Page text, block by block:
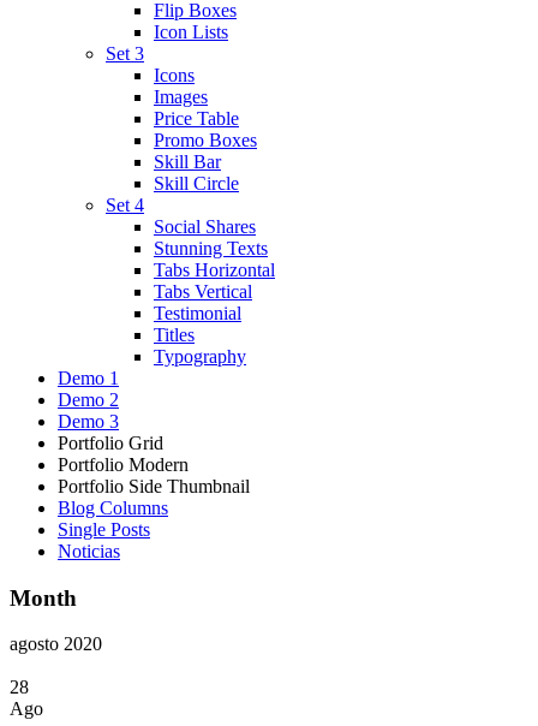
Flip Boxes
Icon Lists
Set 3
Icons
Images
Price Table
Promo Boxes
Skill Bar
Skill Circle
Set 4
Social Shares
Stunning Texts
Tabs Horizontal
Tabs Vertical
Testimonial
Titles
Typography
Demo 1
Demo 2
Demo 3
Portfolio Grid
Portfolio Modern
Portfolio Side Thumbnail
Blog Columns
Single Posts
Noticias
Month
agosto 2020
28
Ago